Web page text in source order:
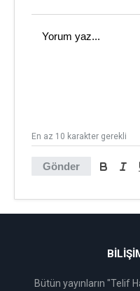
Gönder
En az 10 karakter gerekli
Bütün yayınların "Telif